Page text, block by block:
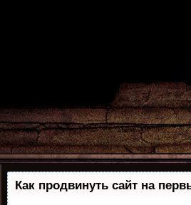
Как продвинуть сайт на